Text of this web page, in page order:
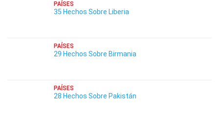
PAÍSES
35 Hechos Sobre Liberia
PAÍSES
29 Hechos Sobre Birmania
PAÍSES
28 Hechos Sobre Pakistán